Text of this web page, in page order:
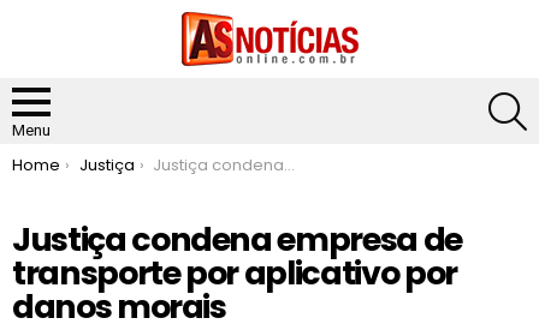
Menu
You are here:
Home Justiça Justiça condena empresa de transporte por aplicativo por danos morais
Justiça condena empresa de
transporte por aplicativo por
danos morais